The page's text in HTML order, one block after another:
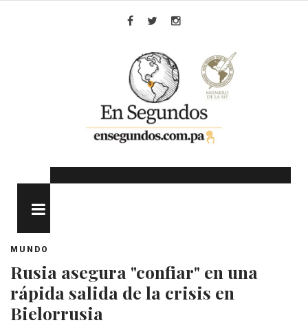
MUNDO
Rusia asegura "confiar" en una
rápida salida de la crisis en
Bielorrusia